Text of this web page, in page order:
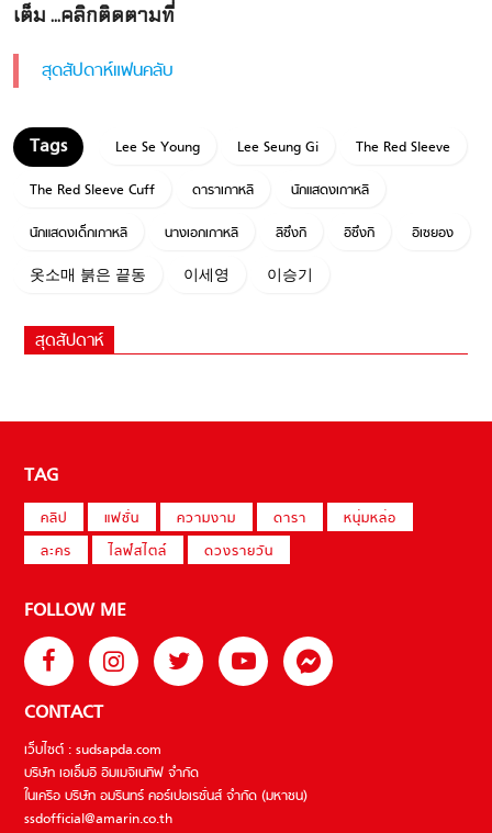
เต็ม ...คลิกติดตามที่
สุดสัปดาห์แฟนคลับ
Lee Se Young Lee Seung Gi
The Red Sleeve
The Red Sleeve Cuff
ดาราเกาหลี
นักแสดงเกาหลี
นักแสดงเด็กเกาหลี
นางเอกเกาหลี ลีซึงกิ อีซึงกิ
อีเซยอง
옷소매 붉은 끝동
이세영 이승기
สุดสัปดาห์
TAG
คลิป แฟชั่น ความงาม ดารา
หนุ่มหล่อ
ละคร
ไลฟ์สไตล์ ดวงรายวัน
FOLLOW ME
CONTACT
เว็บไซต์ : sudsapda.com
บริษัท เอเอ็มอี อิมเมจิเนทีฟ จำกัด
ในเครือ บริษัท อมรินทร์ คอร์เปอเรชั่นส์ จำกัด (มหาชน)
ssdofficial@amarin.co.th